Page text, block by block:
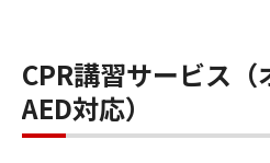
CPR講習サービス
AED対応）